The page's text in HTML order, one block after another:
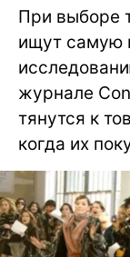
При выборе
ищут самую
журнале
тянутся к
когда их